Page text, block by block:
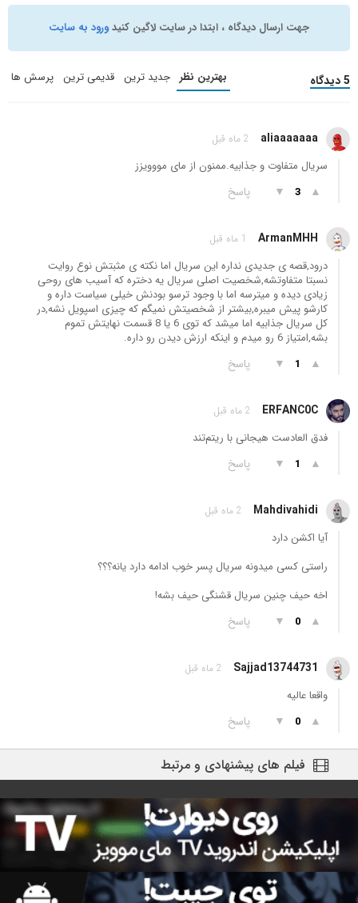
جهت ارسال دیدگاه ، ابتدا در سایت لاگین کنیدورود به سایت
5 دیدگاه بهترین نظر جدید ترین قدیمی ترین پرسش ها
aliaaaaaaa 2 ماه قبل
سریال متفاوت و جذابیه.ممنون از مای‌ مووویزز
▲
3
▼ پاسخ
ArmanMHH 1 ماه قبل
درود,قصه ی جدیدی نداره این سریال اما نکته ی مثبتش نوع روایت
نسبتا متفاوتشه,شخصیت اصلی سریال یه دختره که آسیب های روحی
زیادی دیده و میترسه اما با وجود ترسو بودنش خیلی سیاست داره و
کارشو پیش میبره,بیشتر از شخصیتش نمیگم که چیزی اسپویل نشه,در
کل سریال جذابیه اما میشد که توی 6 یا 8 قسمت نهایتش تموم
بشه,امتیاز 6 رو میدم و اینکه ارزش دیدن رو داره.
▲
1
▼ پاسخ
ERFANC0C 2 ماه قبل
فدق العادست هیجانی با ریتم‌تند
▲
1
▼ پاسخ
Mahdivahidi 2 ماه قبل
آیا اکشن دارد
راستی کسی میدونه سریال پسر خوب ادامه دارد یانه؟؟؟
اخه حیف چنین سریال قشنگی حیف بشه!
▲
0
▼ پاسخ
Sajjad13744731 2 ماه قبل
واقعا عالیه
▲
0
▼ پاسخ
فیلم های پیشنهادی و مرتبط